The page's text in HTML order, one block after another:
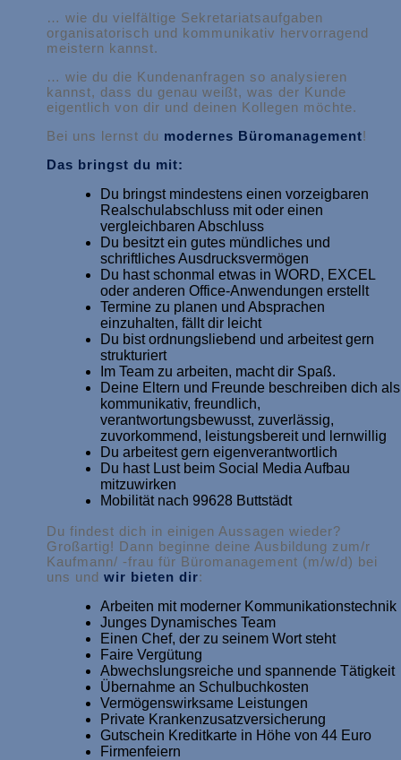
… wie du vielfältige Sekretariatsaufgaben
organisatorisch und kommunikativ hervorragend
meistern kannst.
… wie du die Kundenanfragen so analysieren
kannst, dass du genau weißt, was der Kunde
eigentlich von dir und deinen Kollegen möchte.
Bei uns lernst du modernes Büromanagement!
Das bringst du mit:
Du bringst mindestens einen vorzeigbaren
Realschulabschluss mit oder einen
vergleichbaren Abschluss
Du besitzt ein gutes mündliches und
schriftliches Ausdrucksvermögen
Du hast schonmal etwas in WORD, EXCEL
oder anderen Office-Anwendungen erstellt
Termine zu planen und Absprachen
einzuhalten, fällt dir leicht
Du bist ordnungsliebend und arbeitest gern
strukturiert
Im Team zu arbeiten, macht dir Spaß.
Deine Eltern und Freunde beschreiben dich als
kommunikativ, freundlich,
verantwortungsbewusst, zuverlässig,
zuvorkommend, leistungsbereit und lernwillig
Du arbeitest gern eigenverantwortlich
Du hast Lust beim Social Media Aufbau
mitzuwirken
Mobilität nach 99628 Buttstädt
Du findest dich in einigen Aussagen wieder?
Großartig! Dann beginne deine Ausbildung zum/r
Kaufmann/ -frau für Büromanagement (m/w/d) bei
uns und wir bieten dir:
Arbeiten mit moderner Kommunikationstechnik
Junges Dynamisches Team
Einen Chef, der zu seinem Wort steht
Faire Vergütung
Abwechslungsreiche und spannende Tätigkeit
Übernahme an Schulbuchkosten
Vermögenswirksame Leistungen
Private Krankenzusatzversicherung
Gutschein Kreditkarte in Höhe von 44 Euro
Firmenfeiern